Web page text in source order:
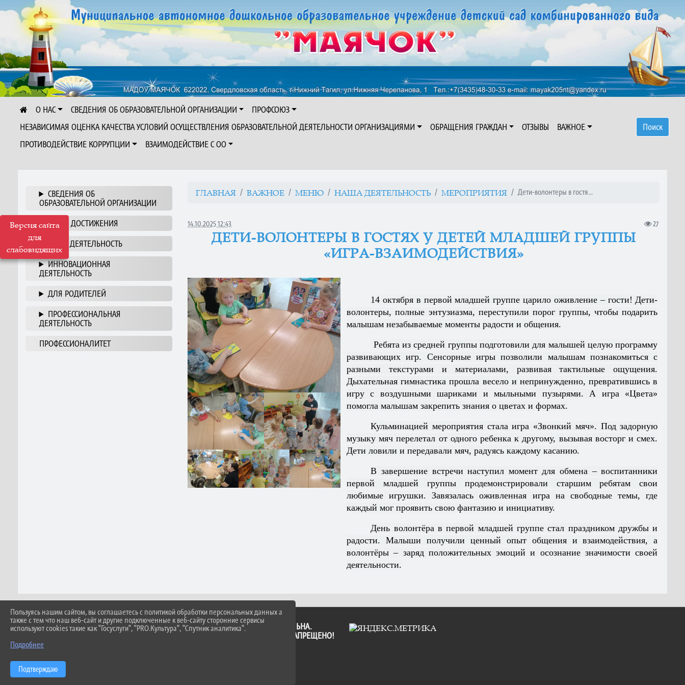
Версия сайта
для
слабовидящих
О НАС СВЕДЕНИЯ ОБ ОБРАЗОВАТЕЛЬНОЙ ОРГАНИЗАЦИИ
ПРОФСОЮЗ
НЕЗАВИСИМАЯ ОЦЕНКА КАЧЕСТВА УСЛОВИЙ ОСУЩЕСТВЛЕНИЯ ОБРАЗОВАТЕЛЬНОЙ ДЕЯТЕЛЬНОСТИ ОРГАНИЗАЦИЯМИ
ОБРАЩЕНИЯ ГРАЖДАН ОТЗЫВЫ
ВАЖНОЕ
ПРОТИВОДЕЙСТВИЕ КОРРУПЦИИ
ВЗАИМОДЕЙСТВИЕ С ОО
Поиск
СВЕДЕНИЯ ОБ
ОБРАЗОВАТЕЛЬНОЙ ОРГАНИЗАЦИИ
НАШИ ДОСТИЖЕНИЯ
НАША ДЕЯТЕЛЬНОСТЬ
ИННОВАЦИОННАЯ
ДЕЯТЕЛЬНОСТЬ
ДЛЯ РОДИТЕЛЕЙ
ПРОФЕССИОНАЛЬНАЯ
ДЕЯТЕЛЬНОСТЬ
ПРОФЕССИОНАЛИТЕТ
ГЛАВНАЯ ВАЖНОЕ МЕНЮ НАША ДЕЯТЕЛЬНОСТЬ МЕРОПРИЯТИЯ Дети-волонтеры в гостя...
14.10.2025 12:43 27
ДЕТИ-ВОЛОНТЕРЫ В ГОСТЯХ У ДЕТЕЙ МЛАДШЕЙ ГРУППЫ
«ИГРА-ВЗАИМОДЕЙСТВИЯ»
14 октября в первой младшей группе царило оживление – гости! Дети-
волонтеры, полные энтузиазма, переступили порог группы, чтобы подарить
малышам незабываемые моменты радости и общения.
Ребята из средней группы подготовили для малышей целую программу
развивающих игр. Сенсорные игры позволили малышам познакомиться с
разными текстурами и материалами, развивая тактильные ощущения.
Дыхательная гимнастика прошла весело и непринужденно, превратившись в
игру с воздушными шариками и мыльными пузырями. А игра «Цвета»
помогла малышам закрепить знания о цветах и формах.
Кульминацией мероприятия стала игра «Звонкий мяч». Под задорную
музыку мяч перелетал от одного ребенка к другому, вызывая восторг и смех.
Дети ловили и передавали мяч, радуясь каждому касанию.
В завершение встречи наступил момент для обмена – воспитанники
первой младшей группы продемонстрировали старшим ребятам свои
любимые игрушки. Завязалась оживленная игра на свободные темы, где
каждый мог проявить свою фантазию и инициативу.
День волонтёра в первой младшей группе стал праздником дружбы и
радости. Малыши получили ценный опыт общения и взаимодействия, а
волонтёры – заряд положительных эмоций и осознание значимости своей
деятельности.
ПРИ ИСПОЛЬЗОВАНИИ МАТЕРИАЛОВ САЙТА ССЫЛКА ОБЯЗАТЕЛЬНА.
АВТОМАТИЗИРОВАННОЕ ИЗВЛЕЧЕНИЕ ИНФОРМАЦИИ САЙТА ЗАПРЕЩЕНО!
Пользуясь нашим сайтом, вы соглашаетесь с политикой обработки персональных данных а
также с тем что наш веб-сайт и другие подключенные к веб-сайту сторонние сервисы
используют cookies такие как "Госуслуги", "PRO.Культура", "Спутник аналитика".
Подробнее
Подтверждаю